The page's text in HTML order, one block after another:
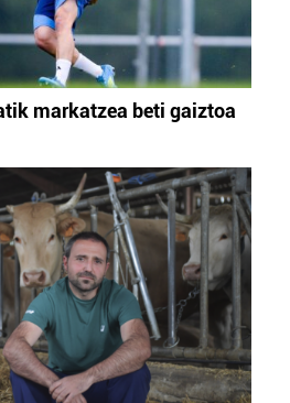
markatzea beti gaiztoa